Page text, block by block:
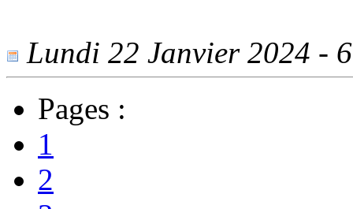
Lundi 22 Janvier 2024 -
Pages :
1
2